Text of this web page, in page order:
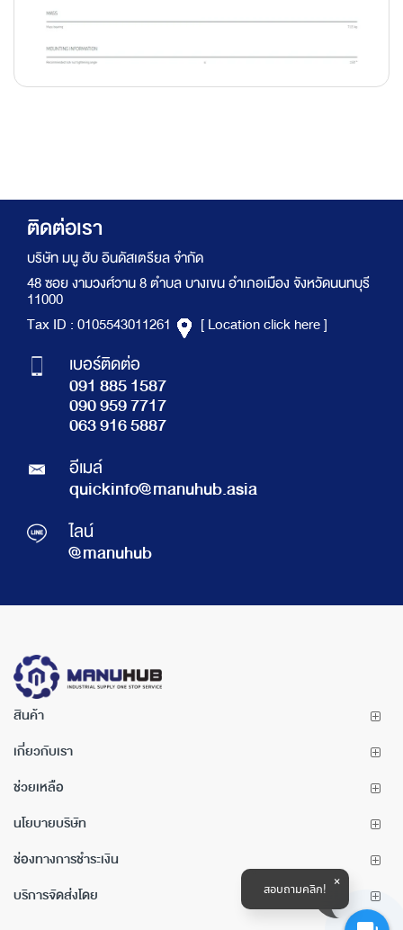
ติดต่อเรา
บริษัท มนู ฮับ อินดัสเตรียล จำกัด
48 ซอย งามวงศ์วาน 8 ตำบล บางเขน อำเภอเมือง จังหวัดนนทบุรี
11000
Tax ID : 0105543011261
[ Location click here ]
เบอร์ติดต่อ
091 885 1587
090 959 7717
063 916 5887
อีเมล์
quickinfo@manuhub.asia
ไลน์
@manuhub
สินค้า
เกี่ยวกับเรา
ช่วยเหลือ
นโยบายบริษัท
ช่องทางการชำระเงิน
บริการจัดส่งโดย
สอบถามคลิก!